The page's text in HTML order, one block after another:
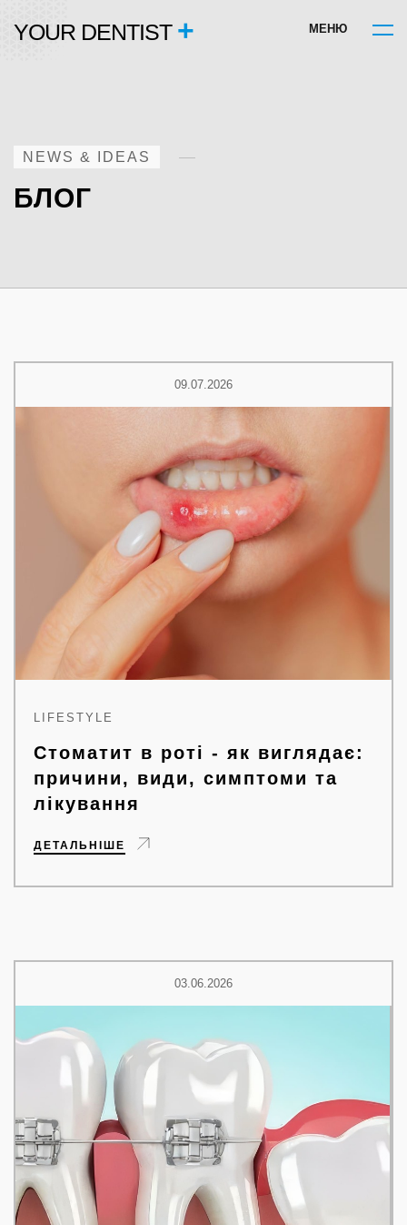
YOUR DENTIST + М ЕН Ю
NEWS & IDEAS
БЛОГ
09.07.2026
LIFESTYLE
Стоматит в роті - як виглядає:
причини, види, симптоми та
лікування
ДЕТАЛЬНІШЕ
03.06.2026